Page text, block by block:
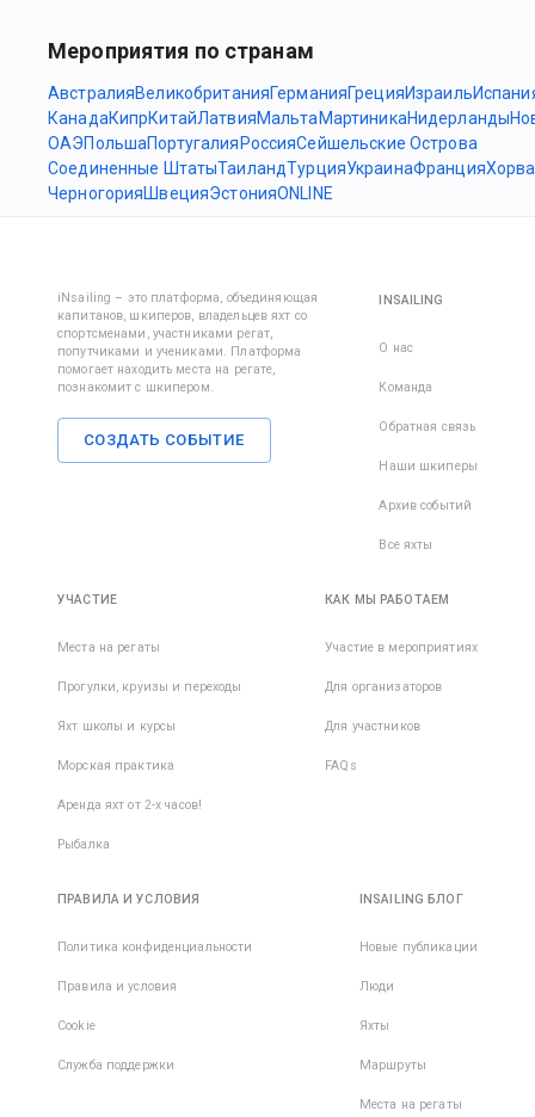
Мероприятия по странам
АвстралияВеликобританияГерманияГрецияИзраиль
КанадаКипрКитайЛатвияМальта МартиникаНидерланды
ОАЭПольшаПортугалия РоссияСейшельские Острова
Соединенные ШтатыТаиландТурцияУкраинаФранция
ЧерногорияШвецияЭстонияONLINE
iNsailing – это платформа, объединяющая
капитанов, шкиперов, владельцев яхт со
спортсменами, участниками регат,
попутчиками и учениками. Платформа
помогает находить места на регате,
познакомит с шкипером.
СОЗДАТЬ СОБЫТИЕ
INSAILING
О нас
Команда
Обратная связь
Наши шкиперы
Архив событий
Все яхты
УЧАСТИЕ
Места на регаты
Прогулки, круизы и переходы
Яхт школы и курсы
Морская практика
Аренда яхт от 2-х часов!
Рыбалка
КАК МЫ РАБОТАЕМ
Участие в мероприятиях
Для организаторов
Для участников
FAQs
ПРАВИЛА И УСЛОВИЯ
Политика конфиденциальности
Правила и условия
Cookie
Служба поддержки
INSAILING БЛОГ
Новые публикации
Люди
Яхты
Маршруты
Места на регаты